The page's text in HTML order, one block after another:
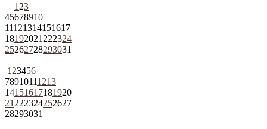
1 23
45678910
11121314151617
18192021 222324
25262728293031
1 23456
78910111213
14151617181920
21 222324252627
28293031